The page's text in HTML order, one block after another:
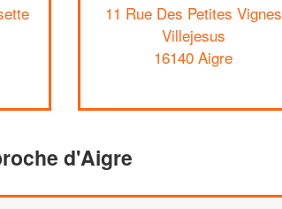
11 Rue Des Petites Vignes
Villejesus
16140 Aigre
d'Aigre